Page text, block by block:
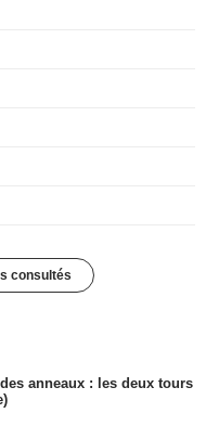
consultés
anneaux : les deux tours